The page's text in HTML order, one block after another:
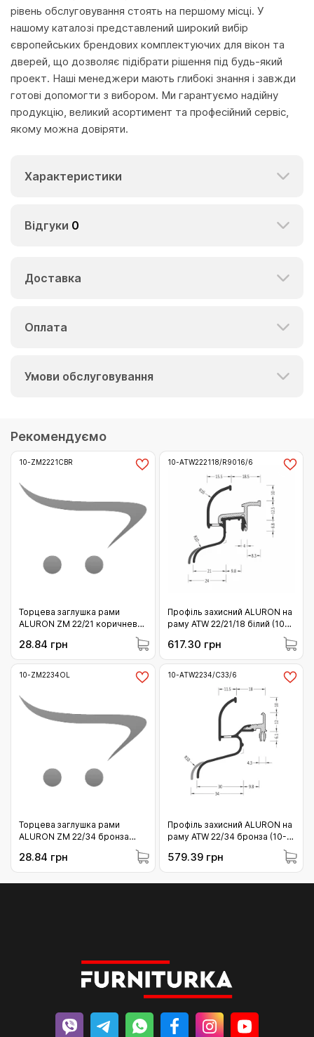
рівень обслуговування стоять на першому місці. У
нашому каталозі представлений широкий вибір
європейських брендових комплектуючих для вікон та
дверей, що дозволяє підібрати рішення під будь-який
проект. Наші менеджери мають глибокі знання і завжди
готові допомогти з вибором. Ми гарантуємо надійну
продукцію, великий асортимент та професійний сервіс,
якому можна довіряти.
Характеристики
Відгуки 0
Доставка
Оплата
Умови обслуговування
Рекомендуємо
10-ZM2221CBR
Торцева заглушка рами
ALURON ZM 22/21 коричнева
28.84 грн
10-ATW222118/R9016/6
Профіль захисний ALURON на
раму ATW 22/21/18 білий (10-
617.30 грн
10-ZM2234OL
Торцева заглушка рами
ALURON ZM 22/34 бронза
28.84 грн
10-ATW2234/C33/6
Профіль захисний ALURON на
раму ATW 22/34 бронза (10-
579.39 грн